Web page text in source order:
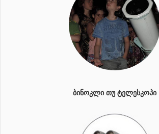
ᲑᲘᲜᲝᲙᲚᲘ ᲗᲣ ᲢᲔᲚᲔᲡᲙᲝᲞᲘ